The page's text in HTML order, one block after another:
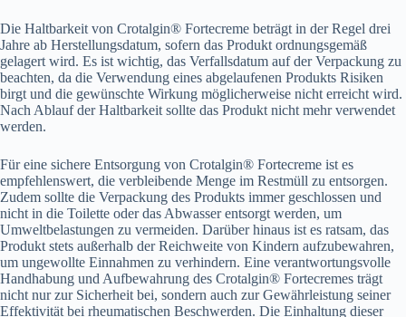
Die Haltbarkeit von Crotalgin® Fortecreme beträgt in der Regel drei
Jahre ab Herstellungsdatum, sofern das Produkt ordnungsgemäß
gelagert wird. Es ist wichtig, das Verfallsdatum auf der Verpackung zu
beachten, da die Verwendung eines abgelaufenen Produkts Risiken
birgt und die gewünschte Wirkung möglicherweise nicht erreicht wird.
Nach Ablauf der Haltbarkeit sollte das Produkt nicht mehr verwendet
werden.
Für eine sichere Entsorgung von Crotalgin® Fortecreme ist es
empfehlenswert, die verbleibende Menge im Restmüll zu entsorgen.
Zudem sollte die Verpackung des Produkts immer geschlossen und
nicht in die Toilette oder das Abwasser entsorgt werden, um
Umweltbelastungen zu vermeiden. Darüber hinaus ist es ratsam, das
Produkt stets außerhalb der Reichweite von Kindern aufzubewahren,
um ungewollte Einnahmen zu verhindern. Eine verantwortungsvolle
Handhabung und Aufbewahrung des Crotalgin® Fortecremes trägt
nicht nur zur Sicherheit bei, sondern auch zur Gewährleistung seiner
Effektivität bei rheumatischen Beschwerden. Die Einhaltung dieser